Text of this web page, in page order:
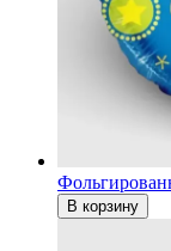
В корзину